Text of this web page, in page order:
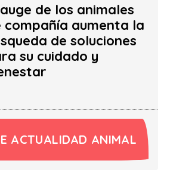
de los animales
compañía aumenta la
de soluciones
su cuidado y
ACTUALIDAD ANIMAL